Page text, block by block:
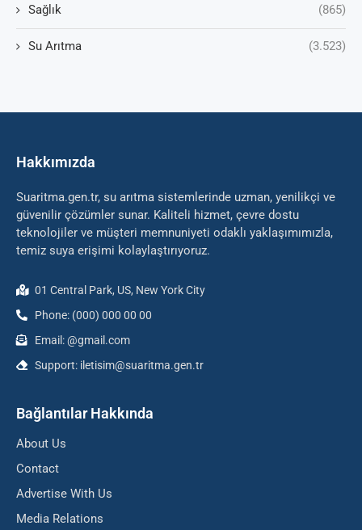
Sağlık (865)
Su Arıtma (3.523)
Hakkımızda
Suaritma.gen.tr, su arıtma sistemlerinde uzman, yenilikçi ve
güvenilir çözümler sunar. Kaliteli hizmet, çevre dostu
teknolojiler ve müşteri memnuniyeti odaklı yaklaşımımızla,
temiz suya erişimi kolaylaştırıyoruz.
01 Central Park, US, New York City
Phone: (000) 000 00 00
Email: @gmail.com
Support: iletisim@suaritma.gen.tr
Bağlantılar Hakkında
About Us
Contact
Advertise With Us
Media Relations